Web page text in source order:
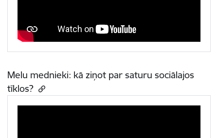
Melu mednieki: kā ziņot par saturu sociālajos
tīklos?